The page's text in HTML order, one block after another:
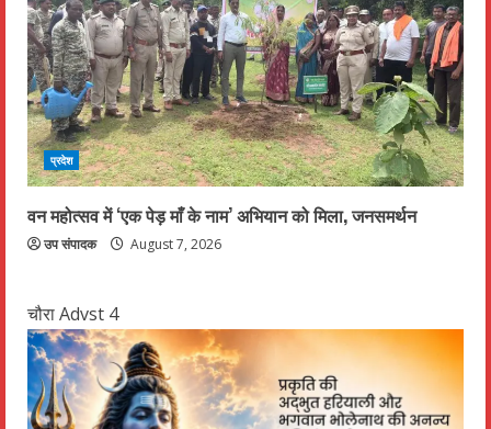
प्रदेश
वन महोत्सव में ‘एक पेड़ माँ के नाम’ अभियान को मिला, जनसमर्थन
उप संपादक August 7, 2026
चौरा Advst 4